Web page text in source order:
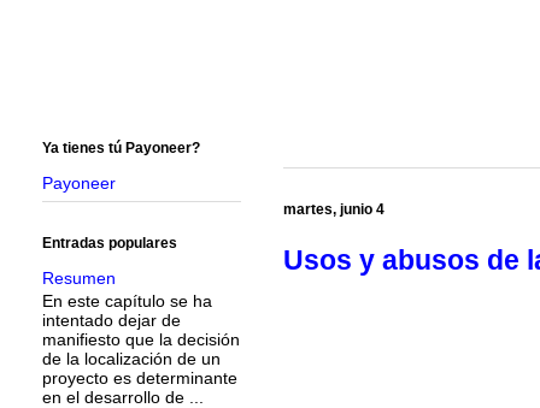
martes, junio 4
Usos y abusos de
Ya tienes tú Payoneer?
Payoneer
Entradas populares
Resumen
En este capítulo se ha
intentado dejar de
manifiesto que la decisión
de la localización de un
proyecto es determinante
en el desarrollo de ...